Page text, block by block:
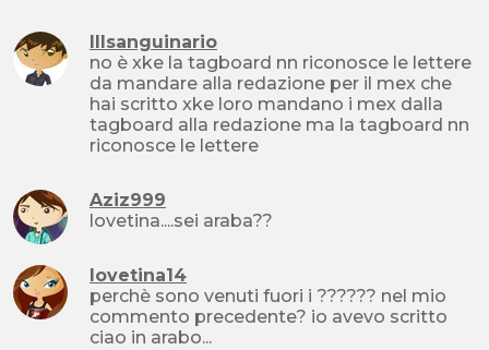
IIIsanguinario
no è xke la tagboard nn riconosce le lettere
da mandare alla redazione per il mex che
hai scritto xke loro mandano i mex dalla
tagboard alla redazione ma la tagboard nn
riconosce le lettere
Aziz999
lovetina....sei araba??
lovetina14
perchè sono venuti fuori i ?????? nel mio
commento precedente? io avevo scritto
ciao in arabo...